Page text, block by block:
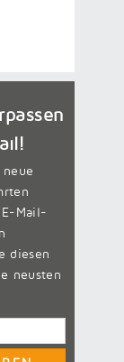
Mail-
diesen
neusten